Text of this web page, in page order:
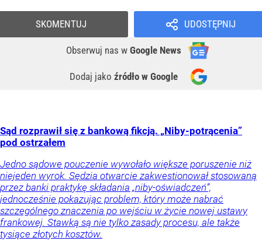
UDOSTĘPNIJ
Obserwuj nas w Google News
Dodaj jako źródło w Google
SKOMENTUJ
Sąd rozprawił się z bankową fikcją. „Niby-potrącenia”
pod ostrzałem
Jedno sądowe pouczenie wywołało większe poruszenie niż
niejeden wyrok. Sędzia otwarcie zakwestionował stosowaną
przez banki praktykę składania „niby-oświadczeń”,
jednocześnie pokazując problem, który może nabrać
szczególnego znaczenia po wejściu w życie nowej ustawy
frankowej. Stawką są nie tylko zasady procesu, ale także
tysiące złotych kosztów.